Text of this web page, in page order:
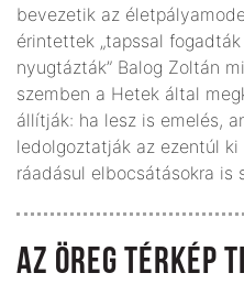
bevezetik az
érintettek „tapssal
nyugtázták” Balog Zoltán
szemben a Hetek által
állítják: ha lesz is emelés,
ledolgoztatják az ezentúl
ráadásul elbocsátásokra is
AZ ÖREG TÉRKÉP